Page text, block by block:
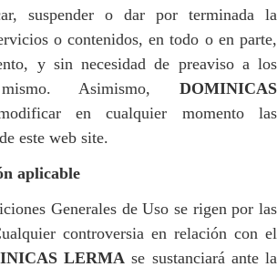
suspender o dar por terminada la
o contenidos, en todo o en parte,
y sin necesidad de preaviso a los
Asimismo, DOMINICAS
en cualquier momento las
este web site.
aplicable
Generales de Uso se rigen por las
controversia en relación con el
LERMA se sustanciará ante la